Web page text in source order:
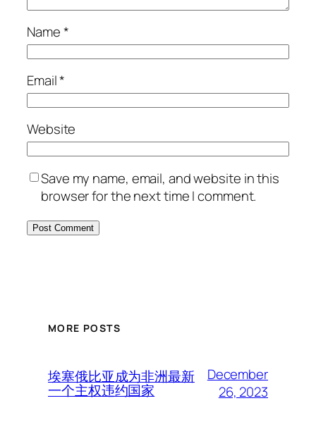
Name*
Email*
Website
Save my name, email, and website in this
browser for the next time I comment.
MORE POSTS
埃塞俄比亚成为非洲最新
一个主权违约国家
December
26, 2023